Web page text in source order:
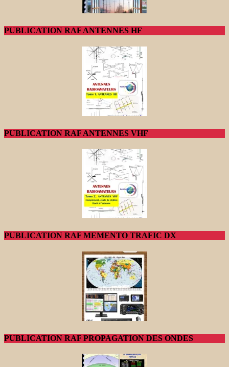
PUBLICATION RAF ANTENNES HF
PUBLICATION RAF ANTENNES VHF
PUBLICATION RAF MEMENTO TRAFIC DX
PUBLICATION RAF PROPAGATION DES ONDES